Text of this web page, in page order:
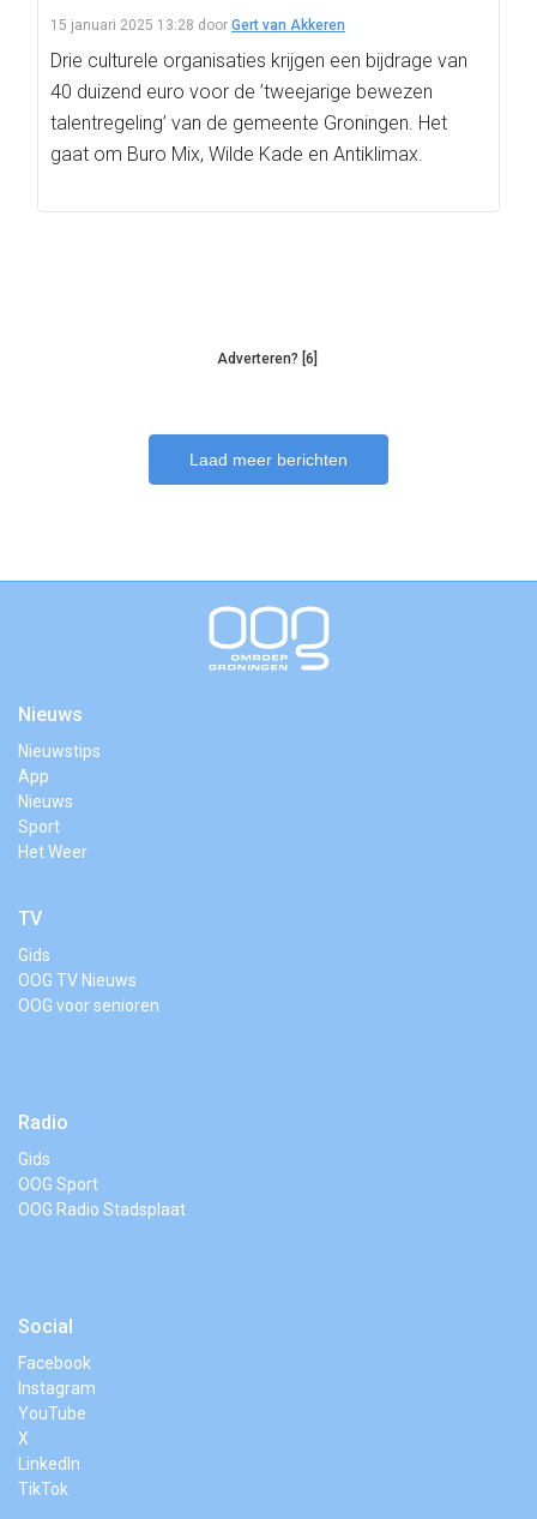
15 januari 2025 13:28 door Gert van Akkeren
Drie culturele organisaties krijgen een bijdrage van
40 duizend euro voor de ’tweejarige bewezen
talentregeling’ van de gemeente Groningen. Het
gaat om Buro Mix, Wilde Kade en Antiklimax.
Adverteren? [6]
Laad meer berichten
Nieuws
Nieuwstips
App
Nieuws
Sport
Het Weer
TV
Gids
OOG TV Nieuws
OOG voor senioren
Radio
Gids
OOG Sport
OOG Radio Stadsplaat
Social
Facebook
Instagram
YouTube
X
LinkedIn
TikTok